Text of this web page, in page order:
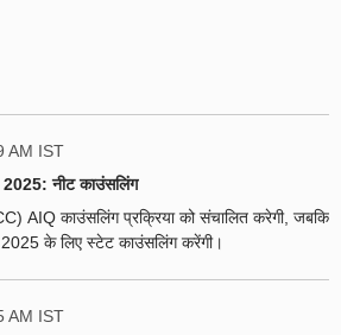
AM IST
नीट काउंसलिंग
AIQ काउंसलिंग प्रक्रिया को संचालित करेगी, जबकि
के लिए स्टेट काउंसलिंग करेंगी।
AM IST